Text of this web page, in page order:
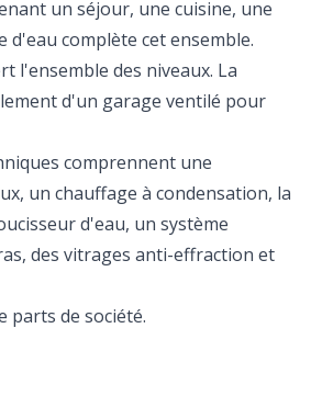
un séjour, une cuisine, une
d'eau complète cet ensemble.
l'ensemble des niveaux. La
d'un garage ventilé pour
comprennent une
un chauffage à condensation, la
d'eau, un système
des vitrages anti-effraction et
parts de société.